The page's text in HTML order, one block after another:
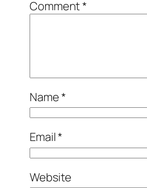
Comment*
Name*
Email*
Website